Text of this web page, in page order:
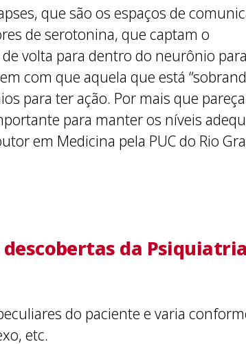
que são os espaços de
de serotonina, que captam o
volta para dentro do neurônio para
com que aquela que está
para ter ação. Por mais que
para manter os níveis
em Medicina pela PUC do Rio
da
do paciente e varia
etc.